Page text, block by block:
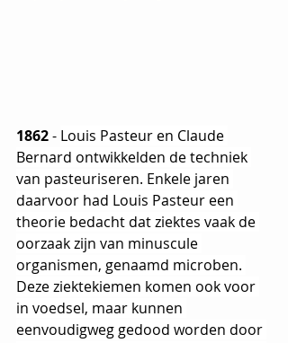
1862 - Louis Pasteur en Claude
Bernard ontwikkelden de techniek
van pasteuriseren. Enkele jaren
daarvoor had Louis Pasteur een
theorie bedacht dat ziektes vaak de
oorzaak zijn van minuscule
organismen, genaamd microben.
Deze ziektekiemen komen ook voor
in voedsel, maar kunnen
eenvoudigweg gedood worden door